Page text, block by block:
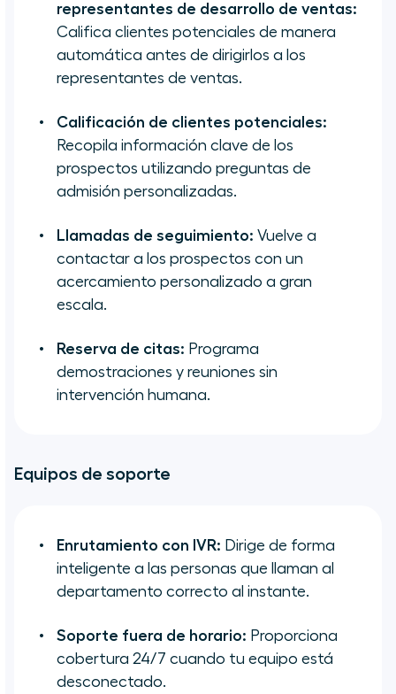
representantes de desarrollo de ventas:
Califica clientes potenciales de manera
automática antes de dirigirlos a los
representantes de ventas.
Calificación de clientes potenciales:
Recopila información clave de los
prospectos utilizando preguntas de
admisión personalizadas.
Llamadas de seguimiento: Vuelve a
contactar a los prospectos con un
acercamiento personalizado a gran
escala.
Reserva de citas: Programa
demostraciones y reuniones sin
intervención humana.
Equipos de soporte
Enrutamiento con IVR: Dirige de forma
inteligente a las personas que llaman al
departamento correcto al instante.
Soporte fuera de horario: Proporciona
cobertura 24/7 cuando tu equipo está
desconectado.